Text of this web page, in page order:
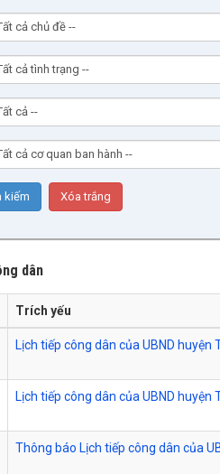
dân
Trích yếu
Lịch tiếp công dân của UBND huyện
Lịch tiếp công dân của UBND huyện
Thông báo Lịch tiếp công dân của